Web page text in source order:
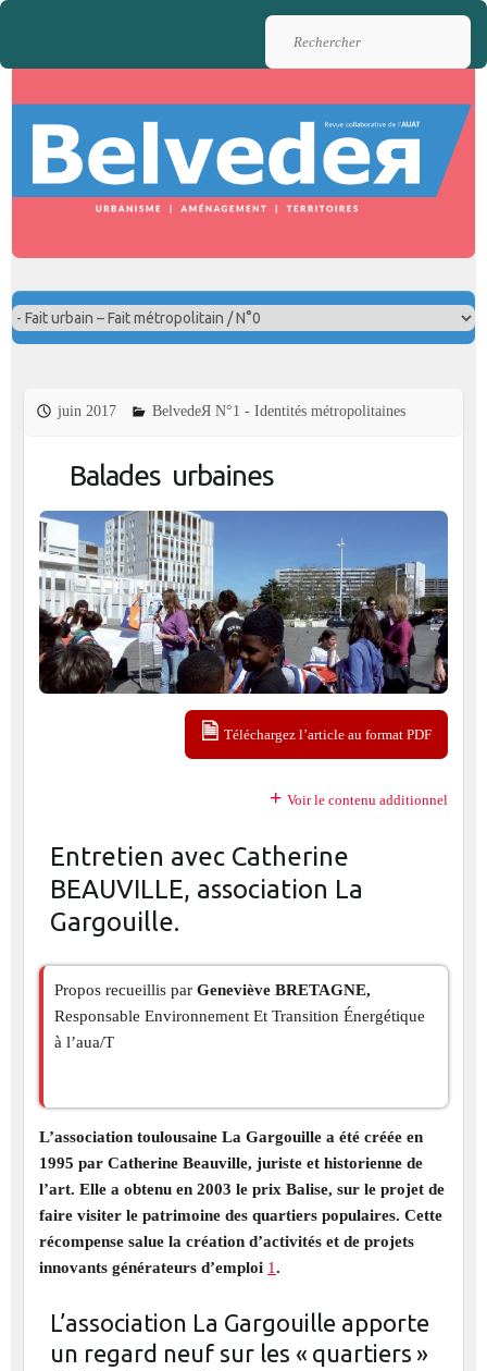
Rechercher
juin 2017 BelvedeЯ N°1 - Identités métropolitaines
Balades urbaines
Téléchargez l’article au format PDF
Voir le contenu additionnel
Entretien avec Catherine
BEAUVILLE, association La
Gargouille.
Propos recueillis par Geneviève BRETAGNE,
Responsable Environnement Et Transition Énergétique
à l’aua/T
L’association toulousaine La Gargouille a été créée en
1995 par Catherine Beauville, juriste et historienne de
l’art. Elle a obtenu en 2003 le prix Balise, sur le projet de
faire visiter le patrimoine des quartiers populaires. Cette
récompense salue la création d’activités et de projets
innovants générateurs d’emploi 1.
L’association La Gargouille apporte
un regard neuf sur les « quartiers »